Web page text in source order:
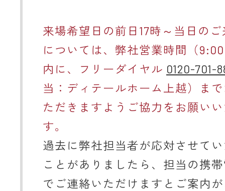
来場希望日の前日17時～当日の
については、弊社営業時間（
内に、フリーダイヤル 0120-701-
当：ディテールホーム上越）ま
ただきますようご協力をお願い
す。
過去に弊社担当者が応対させて
ことがありましたら、担当の携
でご連絡いただけますとご案内